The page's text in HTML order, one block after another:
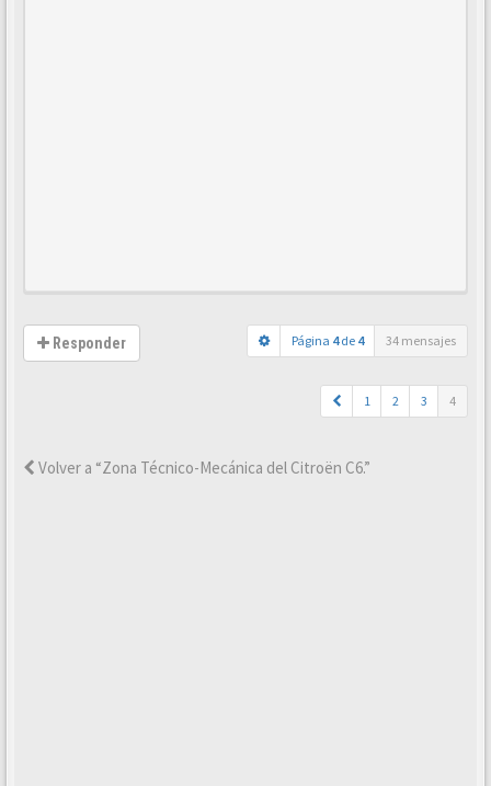
Responder Página 4de 4 34 mensajes
1 2 3 4
Volver a “Zona Técnico-Mecánica del Citroën C6.”